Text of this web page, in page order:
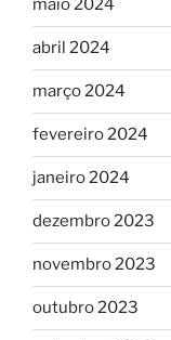
maio 2024
abril 2024
março 2024
fevereiro 2024
janeiro 2024
dezembro 2023
novembro 2023
outubro 2023